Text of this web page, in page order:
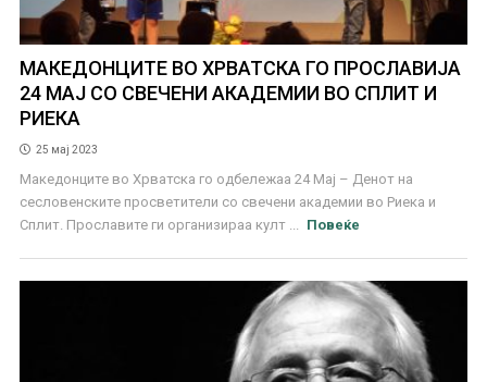
МАКЕДОНЦИТЕ ВО ХРВАТСКА ГО ПРОСЛАВИЈА
24 МАЈ СО СВЕЧЕНИ АКАДЕМИИ ВО СПЛИТ И
РИЕКА
25 мај 2023
Македонците во Хрватска го одбележаа 24 Мај – Денот на
сесловенските просветители со свечени академии во Риека и
Сплит. Прославите ги организираа култ ...
Повеќе